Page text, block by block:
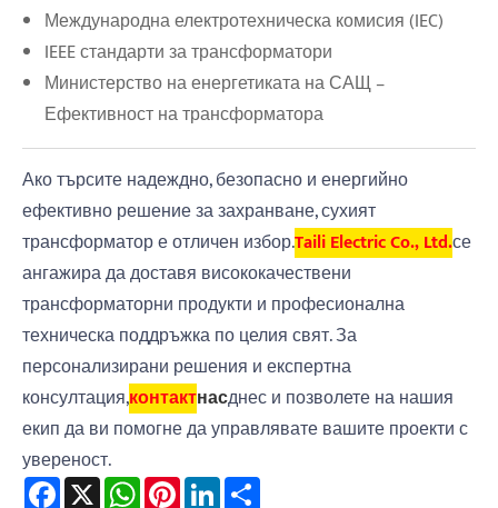
Международна електротехническа комисия (IEC)
IEEE стандарти за трансформатори
Министерство на енергетиката на САЩ –
Ефективност на трансформатора
Ако търсите надеждно, безопасно и енергийно
ефективно решение за захранване, сухият
трансформатор е отличен избор.Taili Electric Co., Ltd.се
ангажира да доставя висококачествени
трансформаторни продукти и професионална
техническа поддръжка по целия свят. За
персонализирани решения и експертна
консултация,контактнасднес и позволете на нашия
екип да ви помогне да управлявате вашите проекти с
увереност.
Facebook WhatsAppPinterestLinkedIn